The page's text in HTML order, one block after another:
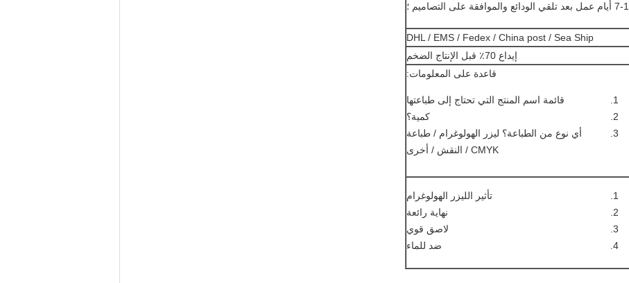
الودائع والموافقة على التصاميم ؛
DHL / EMS / Fedex / China post / Sea Ship
إيداع 70٪ قبل الإنتاج الضخم
قاعدة على المعلومات:
قائمة اسم المنتج التي تحتاج إلى طباعتها
كمية؟
أي نوع من الطباعة؟ ليزر الهولوغرام / طباعة
CMYK / النقش / أخرى
تأثير الليزر الهولوغرام
نهاية رائعة
لاصق قوي
ضد للماء